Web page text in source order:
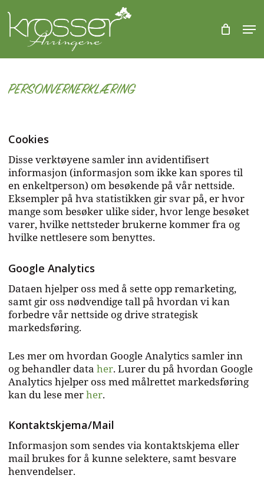
main
content
Kurv CLOSE
KURV
PERSONVERNERKLÆRING
Cookies
Disse verktøyene samler inn avidentifisert
informasjon (informasjon som ikke kan spores til
en enkeltperson) om besøkende på vår nettside.
Eksempler på hva statistikken gir svar på, er hvor
mange som besøker ulike sider, hvor lenge besøket
varer, hvilke nettsteder brukerne kommer fra og
hvilke nettlesere som benyttes.
Google Analytics
Dataen hjelper oss med å sette opp remarketing,
samt gir oss nødvendige tall på hvordan vi kan
forbedre vår nettside og drive strategisk
markedsføring.
Les mer om hvordan Google Analytics samler inn
og behandler data her. Lurer du på hvordan Google
Analytics hjelper oss med målrettet markedsføring
kan du lese merher.
Kontaktskjema/Mail
Informasjon som sendes via kontaktskjema eller
mail brukes for å kunne selektere, samt besvare
henvendelser.
Close